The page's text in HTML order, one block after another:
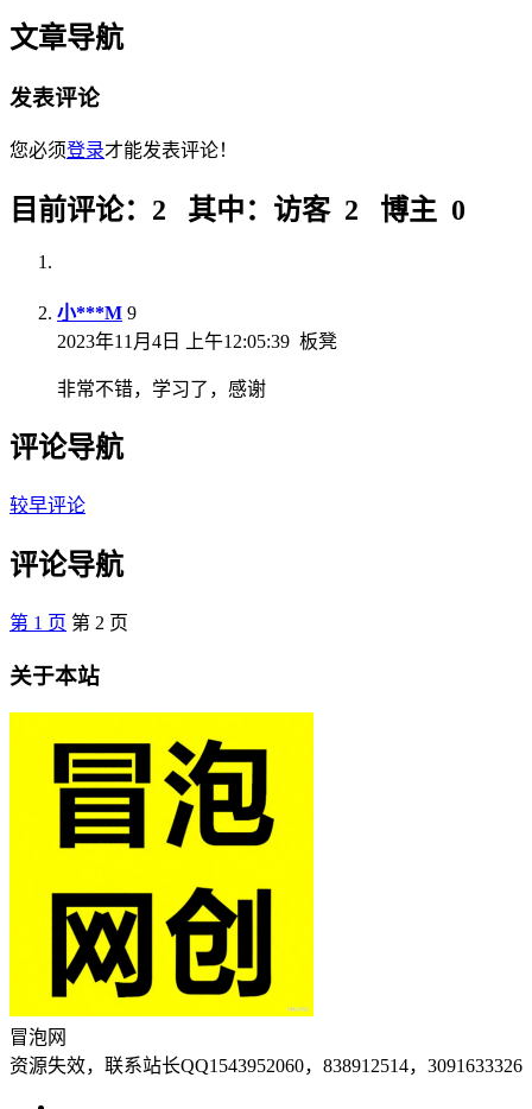
文章导航
发表评论
您必须登录才能发表评论！
目前评论：2 其中：访客 2 博主 0
小***M 9
2023年11月4日 上午12:05:39 板凳
非常不错，学习了，感谢
评论导航
较早评论
评论导航
第 1 页 第 2 页
关于本站
冒泡网
资源失效，联系站长QQ1543952060，838912514，3091633326